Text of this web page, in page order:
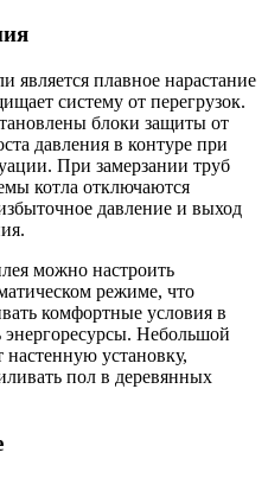
плавное нарастание
систему от перегрузок.
блоки защиты от
давления в контуре при
При замерзании труб
котла отключаются
давление и выход
можно настроить
режиме, что
комфортные условия в
Небольшой
настенную установку,
пол в деревянных